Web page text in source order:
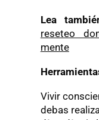
Lea
reseteo
mente
Vivir
debas